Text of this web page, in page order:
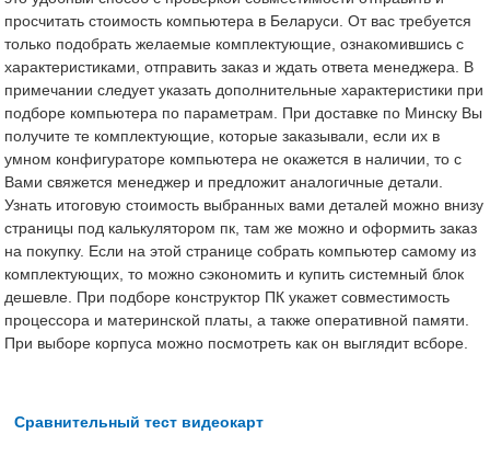
просчитать стоимость компьютера в Беларуси. От вас требуется
только подобрать желаемые комплектующие, ознакомившись с
характеристиками, отправить заказ и ждать ответа менеджера. В
примечании следует указать дополнительные характеристики при
подборе компьютера по параметрам. При доставке по Минску Вы
получите те комплектующие, которые заказывали, если их в
умном конфигураторе компьютера не окажется в наличии, то с
Вами свяжется менеджер и предложит аналогичные детали.
Узнать итоговую стоимость выбранных вами деталей можно внизу
страницы под калькулятором пк, там же можно и оформить заказ
на покупку. Если на этой странице собрать компьютер самому из
комплектующих, то можно сэкономить и купить системный блок
дешевле. При подборе конструктор ПК укажет совместимость
процессора и материнской платы, а также оперативной памяти.
При выборе корпуса можно посмотреть как он выглядит всборе.
Сравнительный тест видеокарт